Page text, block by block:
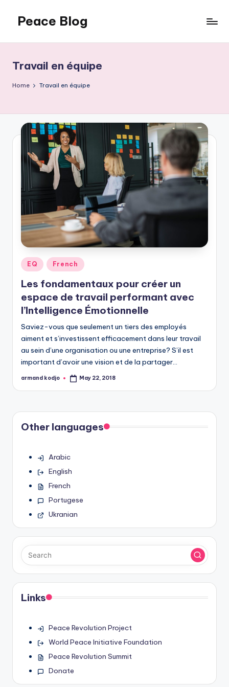
content
Peace Blog
Peace
Like
This
Travail en équipe
Home Travail en équipe
Posted
in
EQ French
Les fondamentaux pour créer un
espace de travail performant avec
l’Intelligence Émotionnelle
Saviez-vous que seulement un tiers des employés
aiment et s’investissent efficacement dans leur travail
au sein d’une organisation ou une entreprise? S’il est
important d’avoir une vision et de la partager…
Posted
armand kodjo May 22, 2018
Other languages
Arabic
English
French
Portugese
Ukranian
Links
Peace Revolution Project
World Peace Initiative Foundation
Peace Revolution Summit
Donate